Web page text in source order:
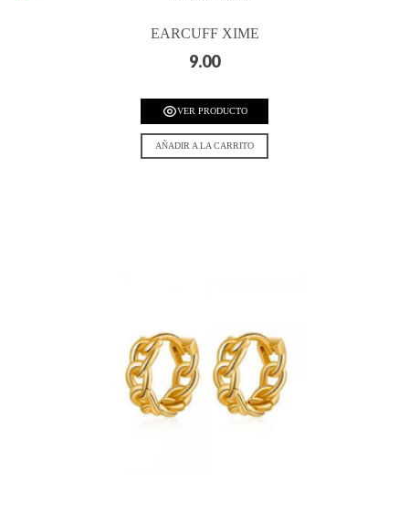
EARCUFF XIME
9.00
VER PRODUCTO
AÑADIR A LA CARRITO